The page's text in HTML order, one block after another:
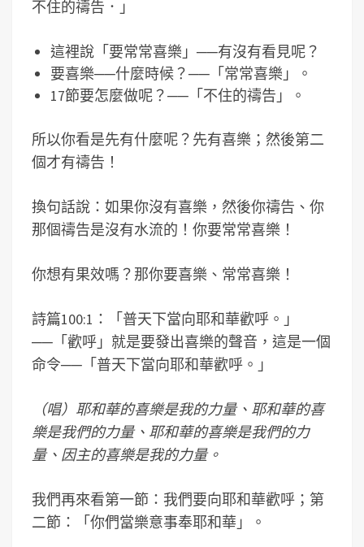
不住的禱告．」
這裡說「要常常喜樂」──有沒有看見呢？
要喜樂──什麼時候？──「常常喜樂」。
17節要怎麼做呢？──「不住的禱告」。
所以你看是先有什麼呢？先有喜樂；然後第二
個才有禱告！
換句話說：如果你沒有喜樂，然後你禱告、你
那個禱告是沒有水流的！你要常常喜樂！
你想有果效嗎？那你要喜樂、常常喜樂！
詩篇100:1：「普天下當向耶和華歡呼。」
──「歡呼」就是要發出喜樂的聲音，這是一個
命令──「普天下當向耶和華歡呼。」
（唱）耶和華的喜樂是我的力量、耶和華的喜
樂是我們的力量、耶和華的喜樂是我們的力
量、因主的喜樂是我的力量。
我們再來看第一節：我們要向耶和華歡呼；第
二節：「你們當樂意事奉耶和華」。